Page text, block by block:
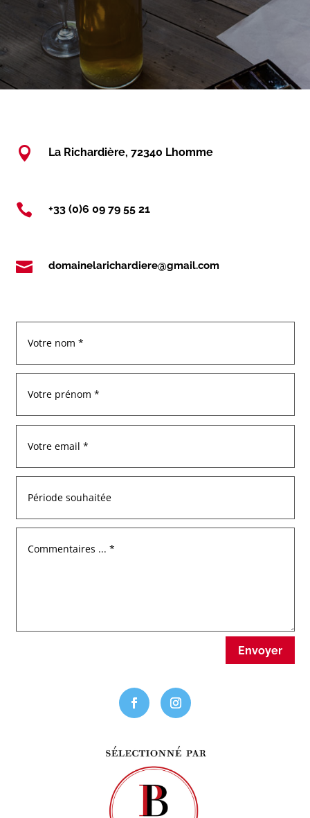
 La Richardière, 72340 Lhomme
 +33 (0)6 09 79 55 21
 domainelarichardiere@gmail.com
Envoyer